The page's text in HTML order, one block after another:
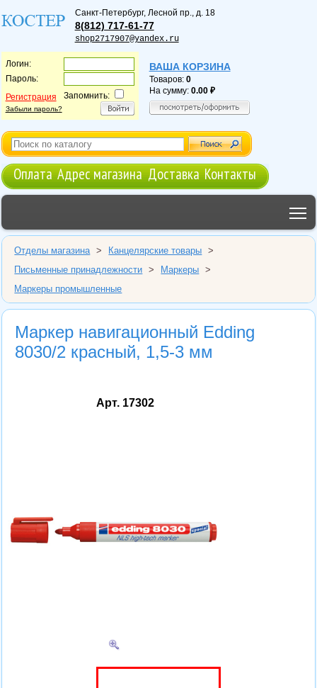
Санкт-Петербург, Лесной пр., д. 18
8(812) 717-61-77
shop2717907@yandex.ru
Логин:
Пароль:
Регистрация
Забыли пароль?
Запомнить:
ВАША КОРЗИНА
Товаров: 0
На сумму: 0.00
Оплата Адрес магазина Доставка Контакты
Отделы магазина > Канцелярские товары
>
Письменные принадлежности
> Маркеры
>
Маркеры промышленные
Маркер навигационный Edding
8030/2 красный, 1,5-3 мм
Арт. 17302